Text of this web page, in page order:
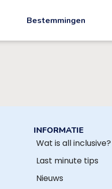
Bestemmingen
INFORMATIE
Wat is all inclusive?
Last minute tips
Nieuws